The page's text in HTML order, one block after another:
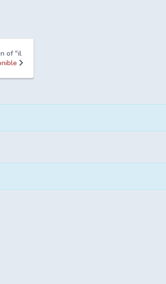
of "il